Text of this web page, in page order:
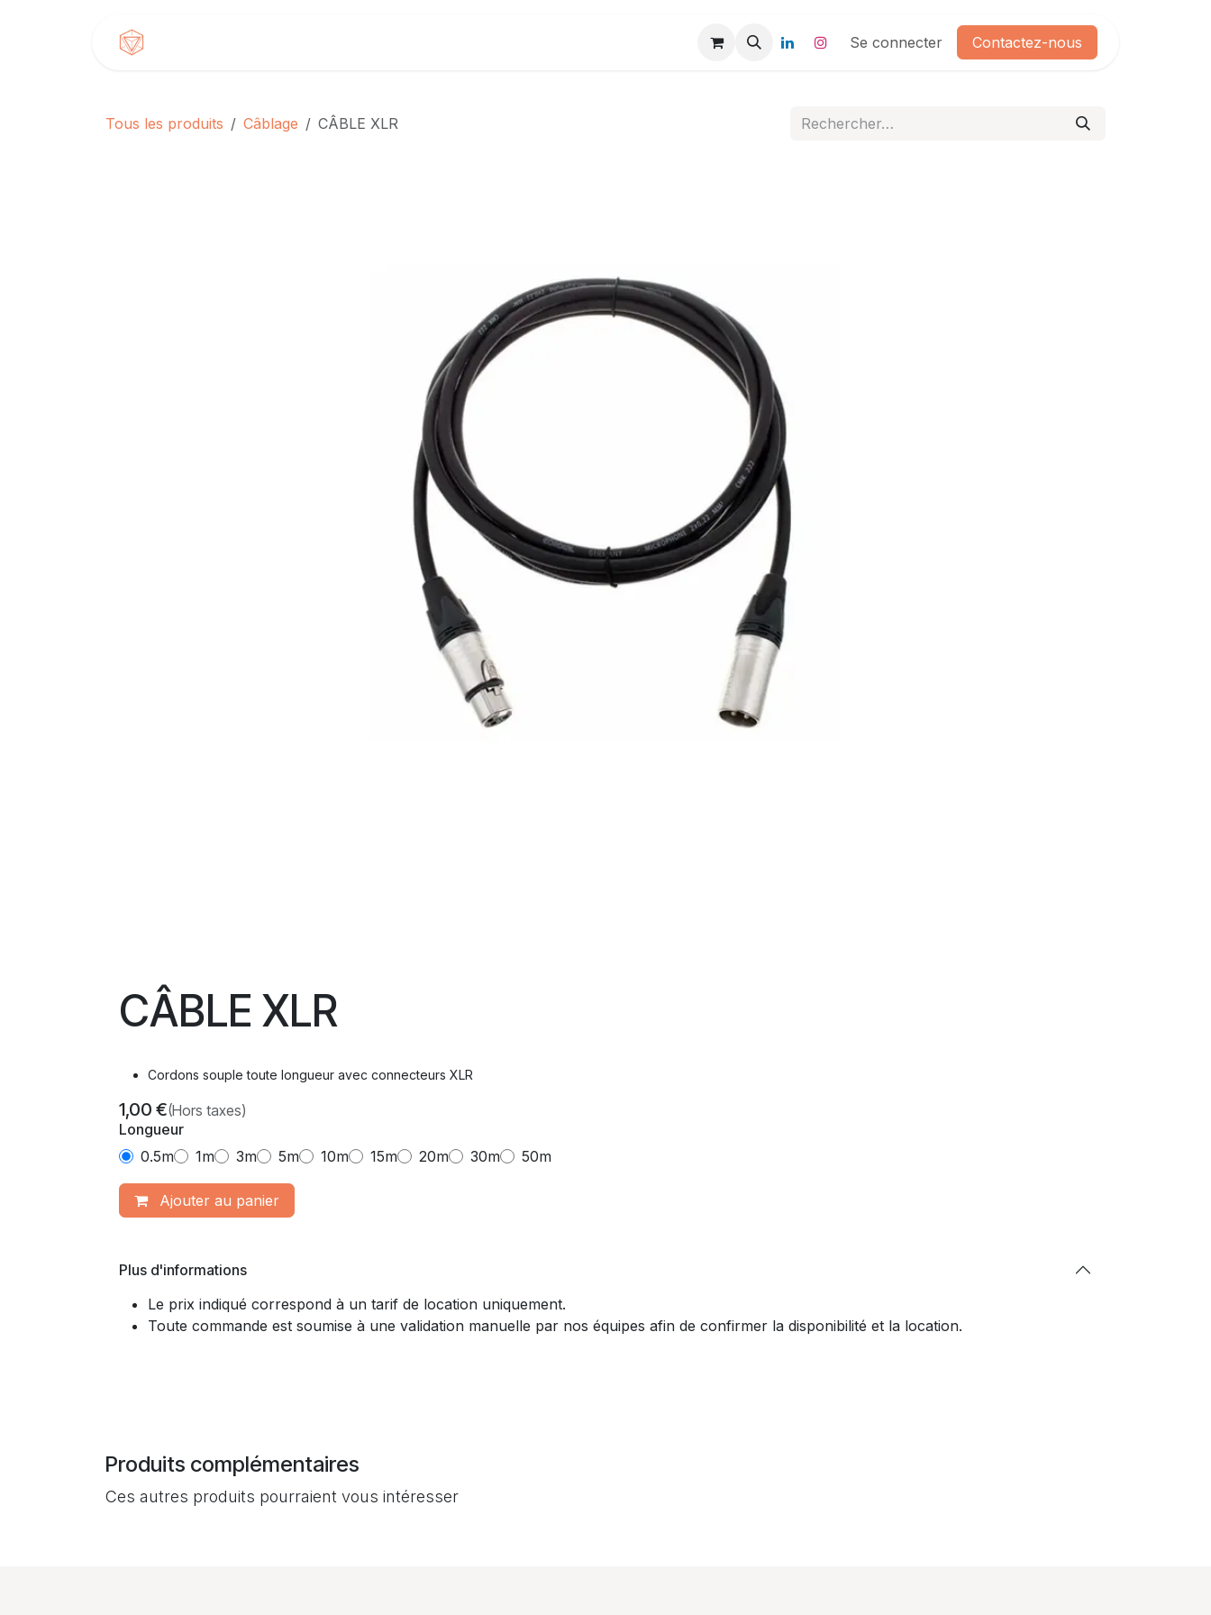
Se connecter Contactez-nous
Tous les produits Câblage CÂBLE XLR
CÂBLE XLR
Cordons souple toute longueur avec connecteurs XLR
1,00 €(Hors taxes)
Longueur
0.5m
1m 3m 5m 10m 15m 20m 30m 50m
Ajouter​ au panier
Plus d'informations
Le prix indiqué correspond à un tarif de location uniquement.​
Toute commande est soumise à une validation manuelle par nos équipes afin de confirmer la disponibilité et la location.
Produits complémentaires
Ces autres produits pourraient vous intéresser